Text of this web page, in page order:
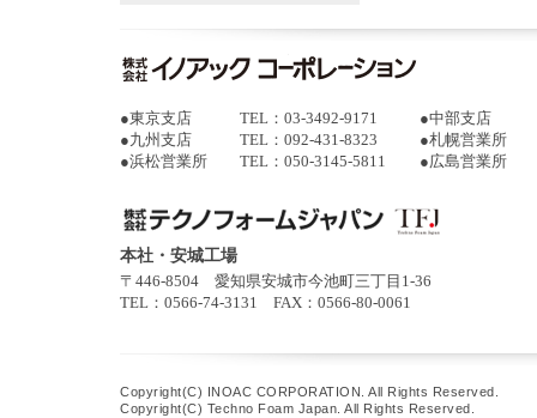
●東京支店 TEL：03-3492-9171 ●中部支店
●九州支店 TEL：092-431-8323 ●札幌営業所
●浜松営業所 TEL：050-3145-5811 ●広島営業所
本社・安城工場
〒446-8504 愛知県安城市今池町三丁目1-36
TEL：0566-74-3131 FAX：0566-80-0061
Copyright(C) INOAC CORPORATION. All Rights Reserved.
Copyright(C) Techno Foam Japan. All Rights Reserved.